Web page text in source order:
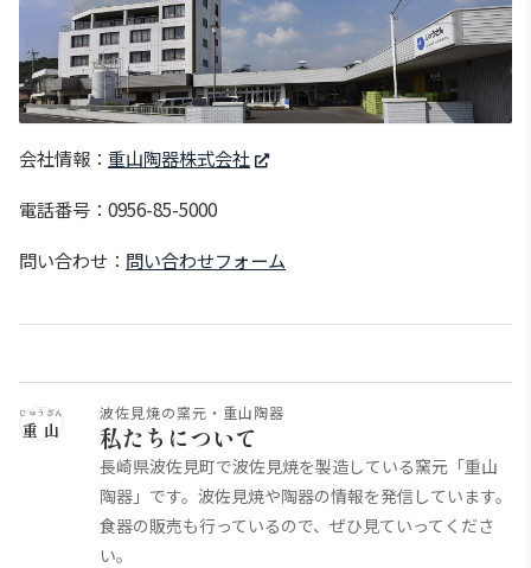
会社情報： 重山陶器株式会社
電話番号：0956-85-5000
問い合わせ： 問い合わせフォーム
重山
じゅうざん 波佐見焼の窯元・重山陶器
私たちについて
長崎県波佐見町で波佐見焼を製造している窯元「重山
陶器」です。波佐見焼や陶器の情報を発信しています。
食器の販売も行っているので、ぜひ見ていってくださ
い。